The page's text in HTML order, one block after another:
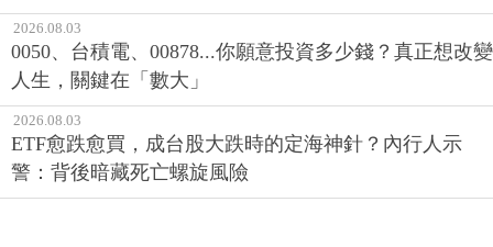
2026.08.03
0050、台積電、00878...你願意投資多少錢？真正想改變
人生，關鍵在「數大」
2026.08.03
ETF愈跌愈買，成台股大跌時的定海神針？內行人示
警：背後暗藏死亡螺旋風險